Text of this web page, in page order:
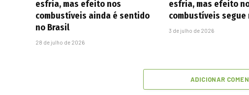
esfria, mas efeito nos
combustíveis ainda é sentido
no Brasil
28 de julho de 2026
esfria, mas efeito
combustíveis segue
3 de julho de 2026
ADICIONAR